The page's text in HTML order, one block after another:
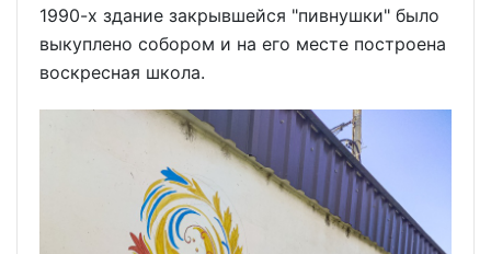
1990-х здание закрывшейся "пивнушки" было
выкуплено собором и на его месте построена
воскресная школа.